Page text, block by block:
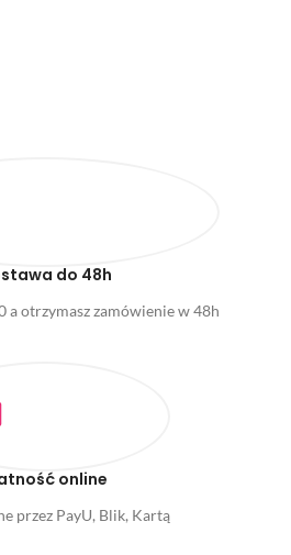
do 48h
a otrzymasz zamówienie w 48h
online
przez PayU, Blik, Kartą